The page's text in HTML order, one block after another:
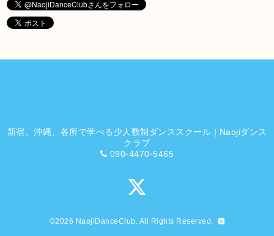
新宿、沖縄、各所で学べる少人数制ダンススクール | Naojiダンス
クラブ
090-4470-5465
©2026 NaojiDanceClub. All Rights Reserved.